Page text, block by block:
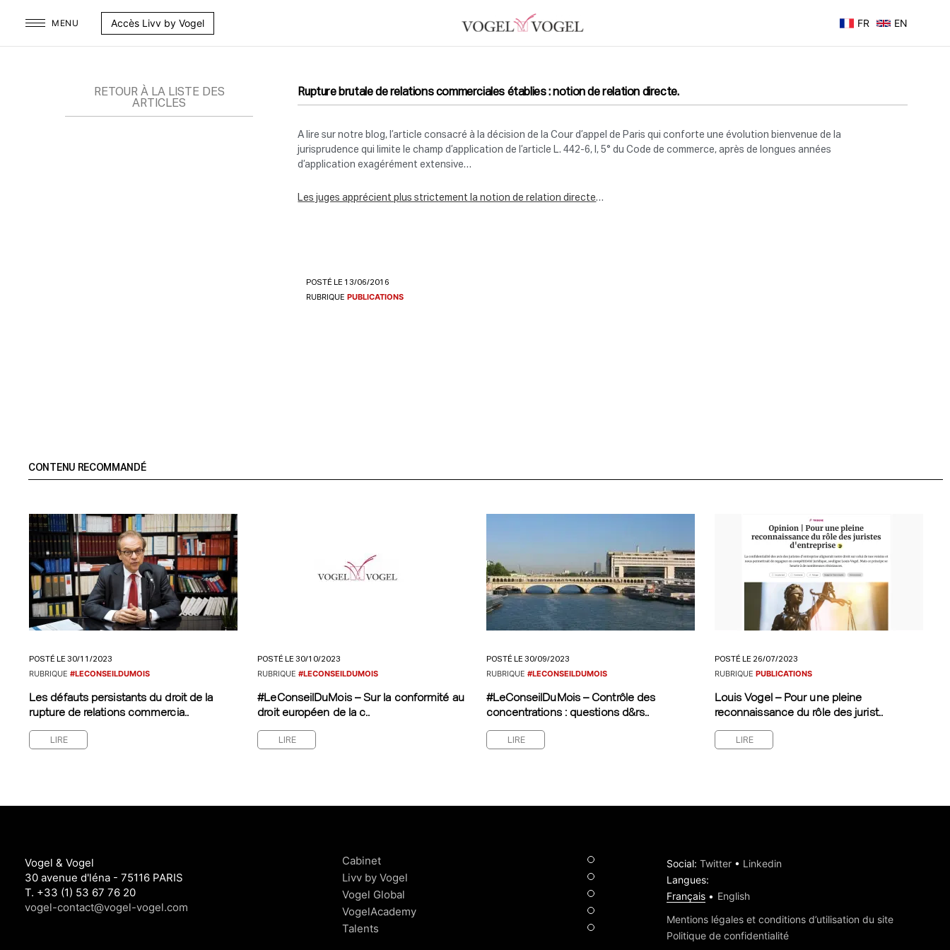
MENU Accès Livv by Vogel FR EN
RETOUR À LA LISTE DES
ARTICLES
Rupture brutale de relations commerciales établies : notion de relation directe.
A lire sur notre blog, l’article consacré à la décision de la Cour d’appel de Paris qui conforte une évolution bienvenue de la
jurisprudence qui limite le champ d’application de l’article L. 442-6, I, 5° du Code de commerce, après de longues années
d’application exagérément extensive…
Les juges apprécient plus strictement la notion de relation directe…
POSTÉ LE 13/06/2016
RUBRIQUEPUBLICATIONS
CONTENU RECOMMANDÉ
POSTÉ LE 30/11/2023
RUBRIQUE #LECONSEILDUMOIS
Les défauts persistants du droit de la
rupture de relations commercia..
LIRE
POSTÉ LE 30/10/2023
RUBRIQUE#LECONSEILDUMOIS
#LeConseilDuMois – Sur la conformité au
droit européen de la c..
LIRE
POSTÉ LE 30/09/2023
RUBRIQUE #LECONSEILDUMOIS
#LeConseilDuMois – Contrôle des
concentrations : questions d&rs..
LIRE
POSTÉ LE 26/07/2023
RUBRIQUE PUBLICATIONS
Louis Vogel – Pour une pleine
reconnaissance du rôle des jurist..
LIRE
Vogel & Vogel
30 avenue d'léna - 75116 PARIS
T. +33 (1) 53 67 76 20
vogel-contact@vogel-vogel.com
Cabinet
Livv by Vogel
Vogel Global
VogelAcademy
Talents
Social: Twitter• Linkedin
Langues:
Français
English
Mentions légales et conditions d’utilisation du site
Politique de confidentialité